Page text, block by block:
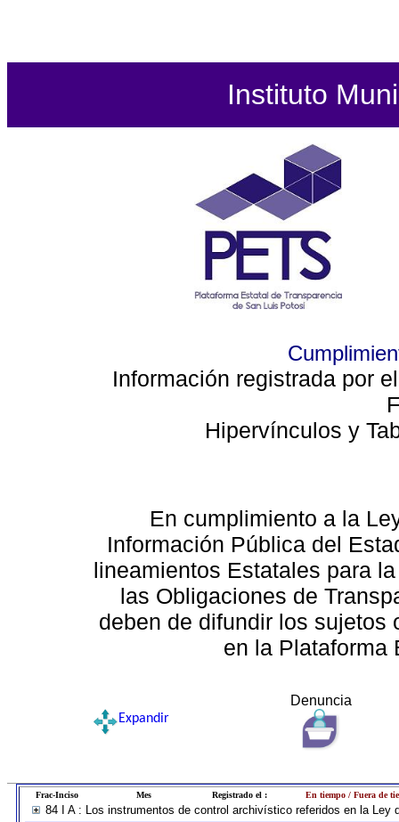
Instituto
Información registrada por
Hipervínculos y
En cumplimiento a la
Información Pública del
lineamientos Estatales para
las Obligaciones de
deben de difundir los sujetos
en la Plataforma
Denuncia
Expandir
Frac-Inciso Mes Registrado el : En tiempo / Fuera de
84 I A : Los instrumentos de control archivístico referidos en la